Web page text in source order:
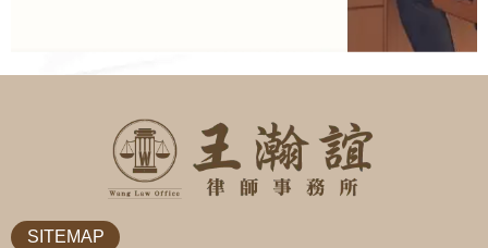
SITEMAP